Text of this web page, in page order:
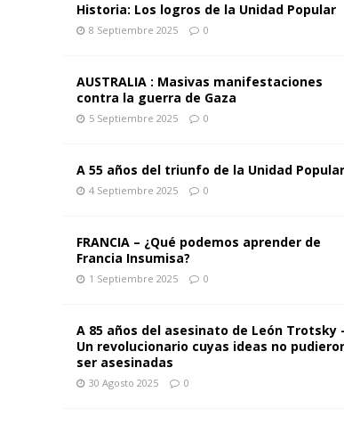
Historia: Los logros de la Unidad Popular
8 Septiembre 2025 0
AUSTRALIA : Masivas manifestaciones
contra la guerra de Gaza
5 Septiembre 2025 0
A 55 años del triunfo de la Unidad Popular
4 Septiembre 2025 0
FRANCIA – ¿Qué podemos aprender de
Francia Insumisa?
1 Septiembre 2025 0
A 85 años del asesinato de León Trotsky
Un revolucionario cuyas ideas no
ser asesinadas
30 Agosto 2025 0